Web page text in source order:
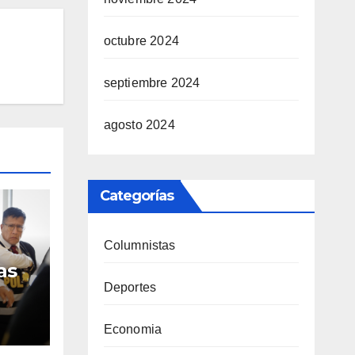
octubre 2024
septiembre 2024
agosto 2024
Categorías
Columnistas
Deportes
Economia